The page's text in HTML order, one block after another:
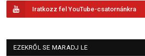
Iratkozz fel YouTube-csatornánkra
EZEKRŐL SE MARADJ LE